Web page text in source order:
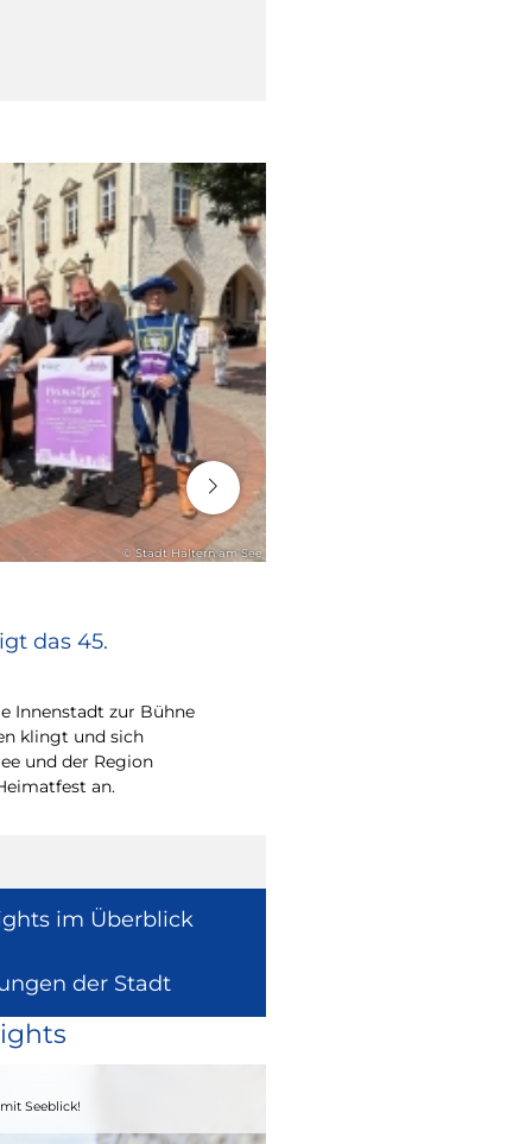
© Stadt Haltern am See
das 45.
Innenstadt zur Bühne
klingt und sich
und der Region
an.
im Überblick
der Stadt
Seeblick!